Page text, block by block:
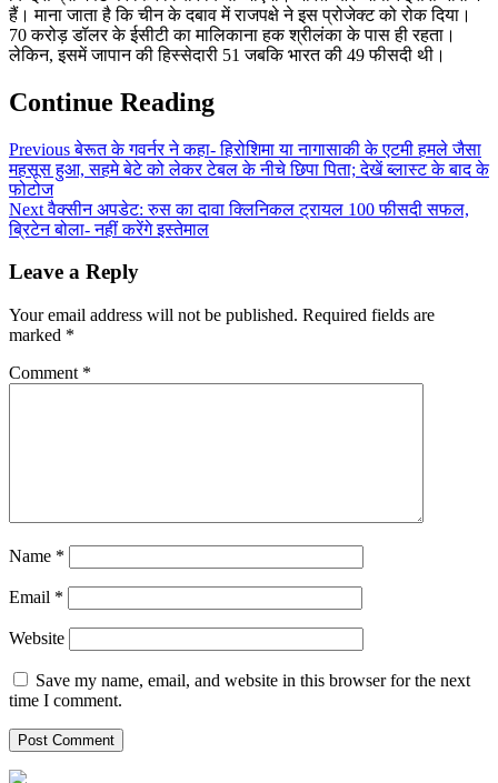
हैं। माना जाता है कि चीन के दबाव में राजपक्षे ने इस प्रोजेक्ट को रोक दिया।
70 करोड़ डॉलर के ईसीटी का मालिकाना हक श्रीलंका के पास ही रहता।
लेकिन, इसमें जापान की हिस्सेदारी 51 जबकि भारत की 49 फीसदी थी।
Continue Reading
Previousबेरूत के गवर्नर ने कहा- हिरोशिमा या नागासाकी के एटमी हमले जैसा
महसूस हुआ, सहमे बेटे को लेकर टेबल के नीचे छिपा पिता; देखें ब्लास्ट के बाद के
फोटोज
Nextवैक्सीन अपडेट: रुस का दावा क्लिनिकल ट्रायल 100 फीसदी सफल,
ब्रिटेन बोला- नहीं करेंगे इस्तेमाल
Leave a Reply
Your email address will not be published. Required fields are
marked *
Comment *
Name *
Email *
Website
Save my name, email, and website in this browser for the next
time I comment.